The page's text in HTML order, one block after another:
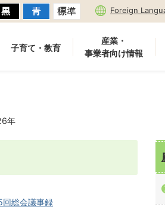
Foreign
子育て・教育
産業・
事業者向け情報
年
総会議事録